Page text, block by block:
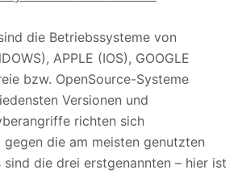
die Betriebssysteme von
APPLE (IOS), GOOGLE
bzw. OpenSource-Systeme
Versionen und
richten sich
die am meisten genutzten
sind die drei erstgenannten – hier ist